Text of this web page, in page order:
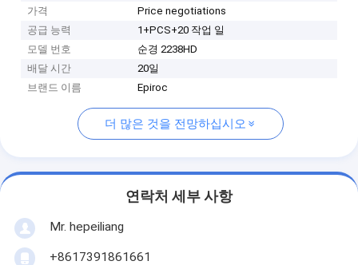
가격
Price negotiations
공급 능력
1+PCS+20 작업 일
모델 번호
순경 2238HD
배달 시간
20일
브랜드 이름
Epiroc
더 많은 것을 전망하십시오
연락처 세부 사항
Mr. hepeiliang
+8617391861661